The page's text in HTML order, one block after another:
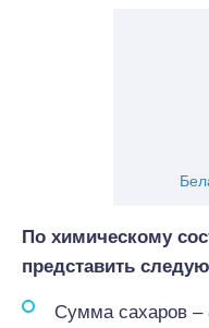
По химическому
представить
Сумма сахаров –